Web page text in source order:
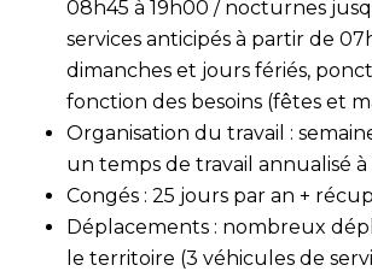
08h45 à 19h00 / nocturnes
services anticipés à partir de
dimanches et jours fériés,
fonction des besoins (fêtes et
Organisation du travail :
un temps de travail annualisé à
Congés : 25 jours par an +
Déplacements : nombreux
le territoire (3 véhicules de